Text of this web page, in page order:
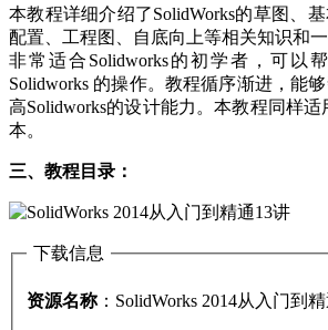
本教程详细介绍了SolidWorks的草图、
配置、工程图、自底向上等相关知识和
非常适合Solidworks的初学者，可以
Solidworks 的操作。教程循序渐进，能
高Solidworks的设计能力。本教程同样适
本。
三、教程目录：
下载信息
资源名称：SolidWorks 2014从入门到